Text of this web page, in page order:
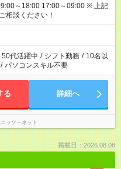
～18:00 17:00～09:00 ※ 上記
相談ください！
代活躍中 / シフト勤務 / 10名以
/ パソコンスキル不要
る 詳細へ
ッソーネット
掲載日：2026.08.08